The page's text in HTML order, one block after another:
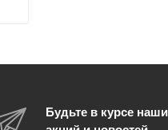
Будьте в курсе